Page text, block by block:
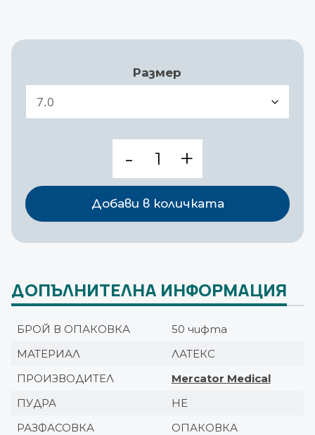
Размер
Хипоалергични
ръкавици
без
пудра
Orthopedic
Добави в количката
ДОПЪЛНИТЕЛНА ИНФОРМАЦИЯ
БРОЙ В ОПАКОВКА
50 чифта
МАТЕРИАЛ
ЛАТЕКС
ПРОИЗВОДИТЕЛ
Mercator Medical
ПУДРА
НЕ
РАЗФАСОВКА
ОПАКОВКА